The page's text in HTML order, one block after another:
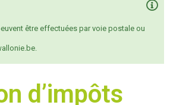
être effectuées par voie postale ou
d’impôts